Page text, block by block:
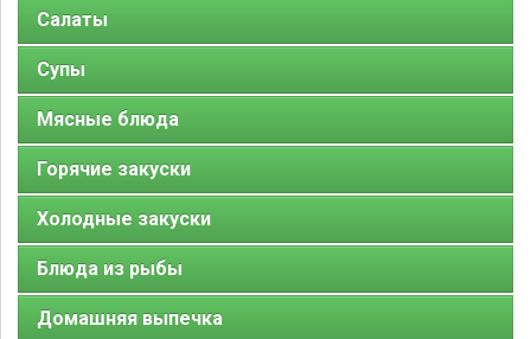
Салаты
Супы
Мясные блюда
Горячие закуски
Холодные закуски
Блюда из рыбы
Домашняя выпечка